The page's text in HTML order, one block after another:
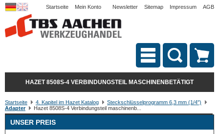
Startseite Mein Konto Newsletter Sitemap Impressum AGB
HAZET 8508S-4 VERBINDUNGSTEIL MASCHINENBETÄTIGT
Startseite 4. Kapitel im Hazet Katalog
Steckschlüsselprogramm 6,3 mm (1/4")
Adapter
Hazet 8508S-4 Verbindungsteil maschinenb...
UNSER PREIS